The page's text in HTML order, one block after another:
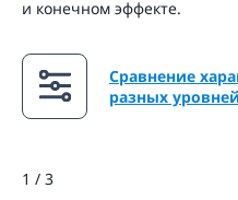
и конечном эффекте.
Сравнение
разных уровней
1 / 3